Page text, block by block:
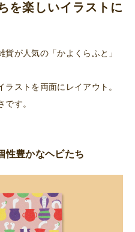
を楽しいイラストに
が人気の「かよくらふと」
ストを両面にレイアウト。
す。
性豊かなヘビたち